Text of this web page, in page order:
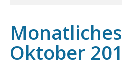
Oktober